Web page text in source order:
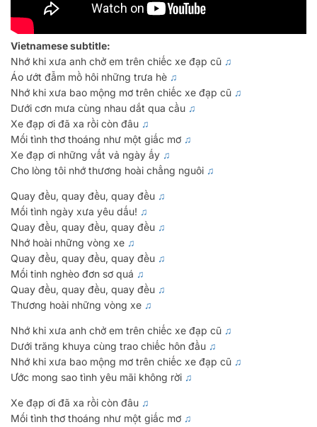
Cô bé quàng khăn đỏ (Little red
riding hood)
Cô bé bán diêm (The Little Match
Girl)
Công Chúa Ngủ Trong Rừng
(Sleeping Beauty)
♫ Song: Khúc hát mừng sinh nhật
♫ Song: Điều ước giản đơn
♫ Song: Ba Ngọn Nến Lung Linh
♫ Song: Xinh Tươi Việt Nam
♫ Song: Em Trong Mắt Tôi
♫ Song: Dấu mưa
♫ Song: Việt Nam ơi
♫ Song: Con gái
Vietnamese subtitle:
Nhớ khi xưa anh chở em trên chiếc xe đạp cũ ♫
Áo ướt đẫm mồ hôi những trưa hè ♫
Nhớ khi xưa bao mộng mơ trên chiếc xe đạp cũ ♫
Dưới cơn mưa cùng nhau dắt qua cầu ♫
Xe đạp ơi đã xa rồi còn đâu ♫
Mối tình thơ thoáng như một giấc mơ ♫
Xe đạp ơi những vất vả ngày ấy ♫
Cho lòng tôi nhớ thương hoài chẳng nguôi ♫
Quay đều, quay đều, quay đều ♫
Mối tình ngày xưa yêu dấu! ♫
Quay đều, quay đều, quay đều ♫
Nhớ hoài những vòng xe ♫
Quay đều, quay đều, quay đều ♫
Mối tinh nghèo đơn sơ quá ♫
Quay đều, quay đều, quay đều ♫
Thương hoài những vòng xe ♫
Nhớ khi xưa anh chở em trên chiếc xe đạp cũ ♫
Dưới trăng khuya cùng trao chiếc hôn đầu ♫
Nhớ khi xưa bao mộng mơ trên chiếc xe đạp cũ ♫
Ước mong sao tình yêu mãi không rời ♫
Xe đạp ơi đã xa rồi còn đâu ♫
Mối tình thơ thoáng như một giấc mơ ♫
Contact@123Vietnamese.com
08:30 AM - 6:00 PM Monday to Saturday
CHAT WITH US
Via Zalo
Via Whatsapp
Via Messenger
OUR ADDRESSES
123VIETNAMESE HANOI:
7th Floor, 91 Trung Kinh Str, Cau Giay Dist, Hanoi.
123VIETNAMESE HCMC:
3B Floor, Jamona Height Building, 210 Bui Van Ba Str, Dist 7, Ho
Chi Minh City.
123VIETNAMESE DA NANG:
16B Tran Quang Dieu Str, An Hai Tây Ward, Son Tra Dist, Da
123VIETNAMESE HAI PHONG: